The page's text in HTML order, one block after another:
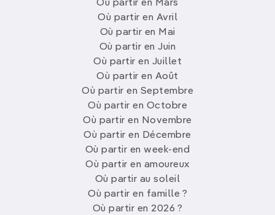
Où partir en Mars
Où partir en Avril
Où partir en Mai
Où partir en Juin
Où partir en Juillet
Où partir en Août
Où partir en Septembre
Où partir en Octobre
Où partir en Novembre
Où partir en Décembre
Où partir en week-end
Où partir en amoureux
Où partir au soleil
Où partir en famille ?
Où partir en 2026 ?